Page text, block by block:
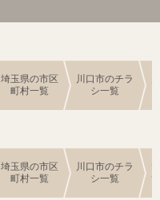
埼玉県の市区
町村一覧
川口市のチラ
シ一覧
埼玉県の市区
町村一覧
川口市のチラ
シ一覧